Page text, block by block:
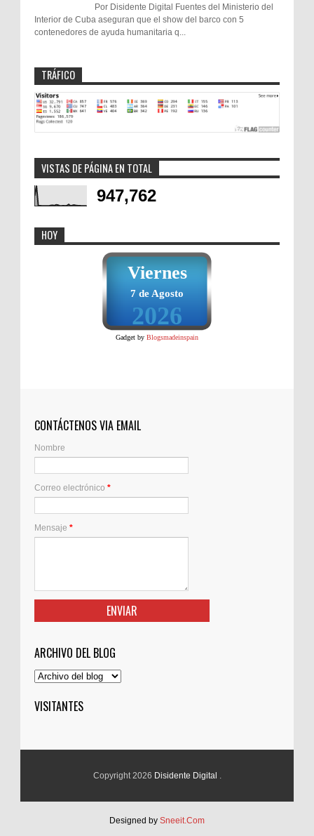
Por Disidente Digital Fuentes del Ministerio del
Interior de Cuba aseguran que el show del barco con 5
contenedores de ayuda humanitaria q...
TRÁFICO
VISTAS DE PÁGINA EN TOTAL
947,762
HOY
Viernes
7 de Agosto
2026
Gadget by Blogsmadeinspain
CONTÁCTENOS VIA EMAIL
Nombre
Correo electrónico *
Mensaje *
ARCHIVO DEL BLOG
VISITANTES
Copyright 2026 Disidente Digital .
Designed by Sneeit.Com